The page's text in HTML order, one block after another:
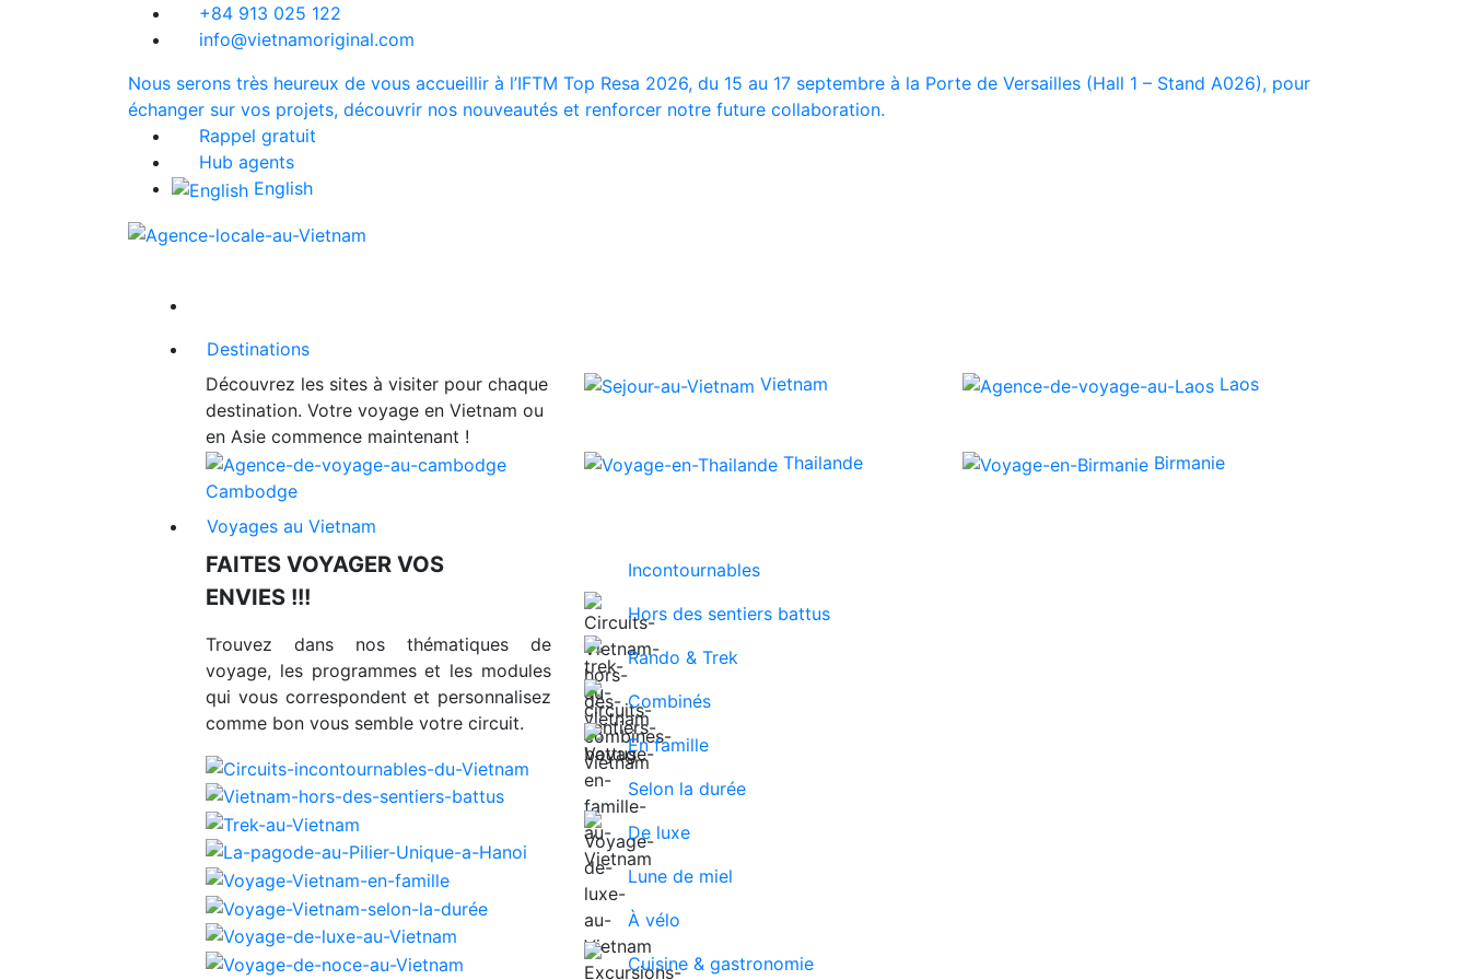
+84 913 025 122
info@vietnamoriginal.com
Nous serons très heureux de vous accueillir à l’IFTM Top Resa 2026, du 15 au 17 septembre à la Porte de Versailles (Hall 1 – Stand A026), pour
échanger sur vos projets, découvrir nos nouveautés et renforcer notre future collaboration.
Rappel gratuit
Hub agents
English
Destinations
Découvrez les sites à visiter pour chaque
destination. Votre voyage en Vietnam ou
en Asie commence maintenant !
Vietnam Laos
Cambodge
Thailande Birmanie
Voyages au Vietnam
FAITES VOYAGER VOS
ENVIES !!!
Trouvez dans nos thématiques de
voyage, les programmes et les modules
qui vous correspondent et personnalisez
comme bon vous semble votre circuit.
Incontournables
Hors des sentiers battus
Rando & Trek
Combinés
En famille
Selon la durée
De luxe
Lune de miel
À vélo
Cuisine & gastronomie